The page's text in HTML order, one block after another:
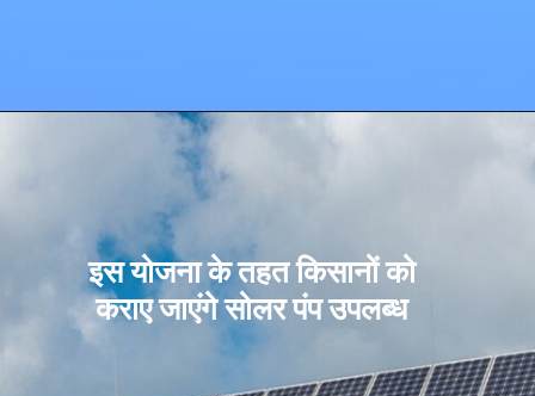
इस योजना के तहत किसानों को
कराए जाएंगे सोलर पंप उपलब्ध